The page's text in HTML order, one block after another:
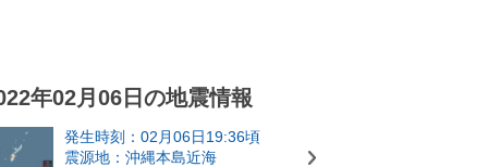
年02月06日の地震情報
発生時刻：02月06日19:36頃
震源地：沖縄本島近海